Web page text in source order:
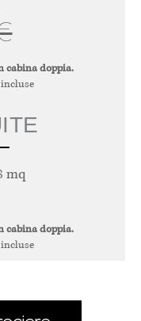
cabina doppia.
mq
cabina doppia.